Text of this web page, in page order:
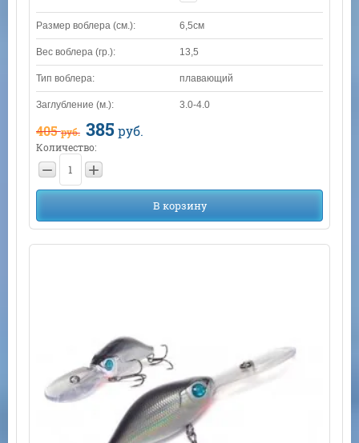
Размер воблера (см.): 6,5см
Вес воблера (гр.): 13,5
Тип воблера: плавающий
Заглубление (м.): 3.0-4.0
405руб. 385руб.
Количество:
− +
В корзину